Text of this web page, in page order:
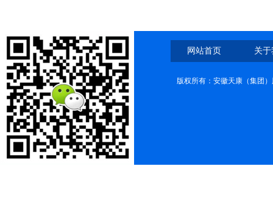
网站首页 关
版权所有：安徽天康（集团